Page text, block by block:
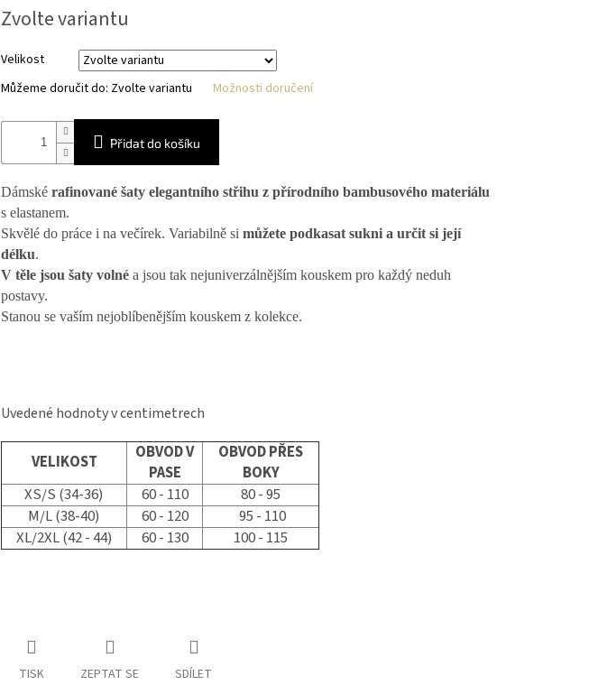
cena:
Zvolte variantu
Velikost
Můžeme doručit do: Zvolte variantu Možnosti doručení
Přidat do košíku
Dámské rafinované šaty elegantního střihu z přírodního bambusového materiálu
s elastanem.
Skvělé do práce i na večírek. Variabilně si můžete podkasat sukni a určit si její
délku.
V těle jsou šaty volné a jsou tak nejuniverzálnějším kouskem pro každý neduh
postavy.
Stanou se vaším nejoblíbenějším kouskem z kolekce.
Uvedené hodnoty v centimetrech
VELIKOST
OBVOD V
PASE
OBVOD PŘES
BOKY
XS/S (34-36)
60 - 110
80 - 95
M/L (38-40)
60 - 120
95 - 110
XL/2XL (42 - 44)
60 - 130 100 - 115
TISK ZEPTAT SE SDÍLET